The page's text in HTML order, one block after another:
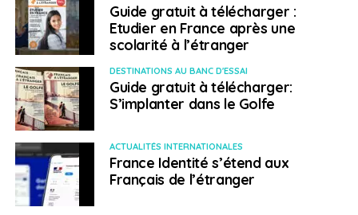
franco-libanais en droit public, basé à Paris et à
Beyrouth né en Centrafrique et enfin celle d’Ubah
Askar-Waberi.
SUJETS ASSOCIÉS: 10E CIRCONSCRIPTION
FEATURED
LÉGISLATIVES 2022
La NUPES aborde son programme pour les
Français de l’étranger
NE RATEZ PAS
Guide gratuit à télécharger :
Etudier en France après une
scolarité à l’étranger
DESTINATIONS AU BANC D'ESSAI
Guide gratuit à télécharger:
S’implanter dans le Golfe
ACTUALITÉS INTERNATIONALES
France Identité s’étend aux
Français de l’étranger